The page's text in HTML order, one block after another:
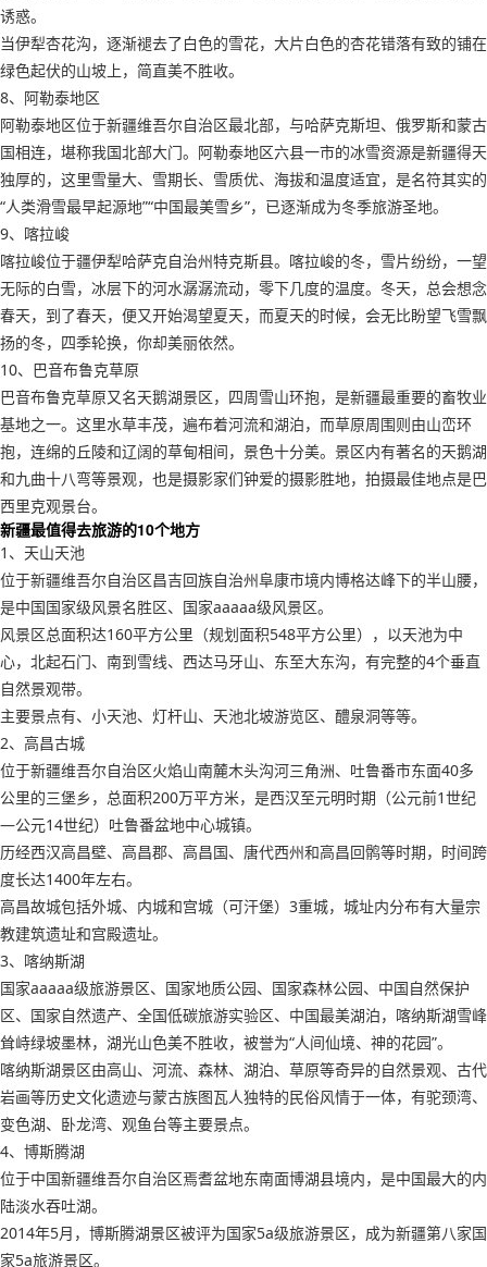
诱惑。
当伊犁杏花沟，逐渐褪去了白色的雪花，大片白色的杏花错落有致的铺在
绿色起伏的山坡上，简直美不胜收。
8、阿勒泰地区
阿勒泰地区位于新疆维吾尔自治区最北部，与哈萨克斯坦、俄罗斯和蒙古
国相连，堪称我国北部大门。阿勒泰地区六县一市的冰雪资源是新疆得天
独厚的，这里雪量大、雪期长、雪质优、海拔和温度适宜，是名符其实的
“人类滑雪最早起源地”“中国最美雪乡”，已逐渐成为冬季旅游圣地。
9、喀拉峻
喀拉峻位于疆伊犁哈萨克自治州特克斯县。喀拉峻的冬，雪片纷纷，一望
无际的白雪，冰层下的河水潺潺流动，零下几度的温度。冬天，总会想念
春天，到了春天，便又开始渴望夏天，而夏天的时候，会无比盼望飞雪飘
扬的冬，四季轮换，你却美丽依然。
10、巴音布鲁克草原
巴音布鲁克草原又名天鹅湖景区，四周雪山环抱，是新疆最重要的畜牧业
基地之一。这里水草丰茂，遍布着河流和湖泊，而草原周围则由山峦环
抱，连绵的丘陵和辽阔的草甸相间，景色十分美。景区内有著名的天鹅湖
和九曲十八弯等景观，也是摄影家们钟爱的摄影胜地，拍摄最佳地点是巴
西里克观景台。
新疆最值得去旅游的10个地方
1、天山天池
位于新疆维吾尔自治区昌吉回族自治州阜康市境内博格达峰下的半山腰，
是中国国家级风景名胜区、国家aaaaa级风景区。
风景区总面积达160平方公里（规划面积548平方公里），以天池为中
心，北起石门、南到雪线、西达马牙山、东至大东沟，有完整的4个垂直
自然景观带。
主要景点有、小天池、灯杆山、天池北坡游览区、醴泉洞等等。
2、高昌古城
位于新疆维吾尔自治区火焰山南麓木头沟河三角洲、吐鲁番市东面40多
公里的三堡乡，总面积200万平方米，是西汉至元明时期（公元前1世纪
—公元14世纪）吐鲁番盆地中心城镇。
历经西汉高昌壁、高昌郡、高昌国、唐代西州和高昌回鹘等时期，时间跨
度长达1400年左右。
高昌故城包括外城、内城和宫城（可汗堡）3重城，城址内分布有大量宗
教建筑遗址和宫殿遗址。
3、喀纳斯湖
国家aaaaa级旅游景区、国家地质公园、国家森林公园、中国自然保护
区、国家自然遗产、全国低碳旅游实验区、中国最美湖泊，喀纳斯湖雪峰
耸峙绿坡墨林，湖光山色美不胜收，被誉为“人间仙境、神的花园”。
喀纳斯湖景区由高山、河流、森林、湖泊、草原等奇异的自然景观、古代
岩画等历史文化遗迹与蒙古族图瓦人独特的民俗风情于一体，有驼颈湾、
变色湖、卧龙湾、观鱼台等主要景点。
4、博斯腾湖
位于中国新疆维吾尔自治区焉耆盆地东南面博湖县境内，是中国最大的内
陆淡水吞吐湖。
2014年5月，博斯腾湖景区被评为国家5a级旅游景区，成为新疆第八家国
家5a旅游景区。